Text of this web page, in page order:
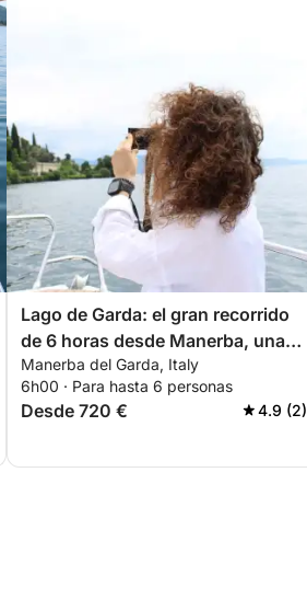
Lago de Garda: el gran recorrido
de 6 horas desde Manerba, una
experiencia inolvidable
Manerba del Garda, Italy
6h00 · Para hasta 6 personas
Desde 720 € 4.9 (2)